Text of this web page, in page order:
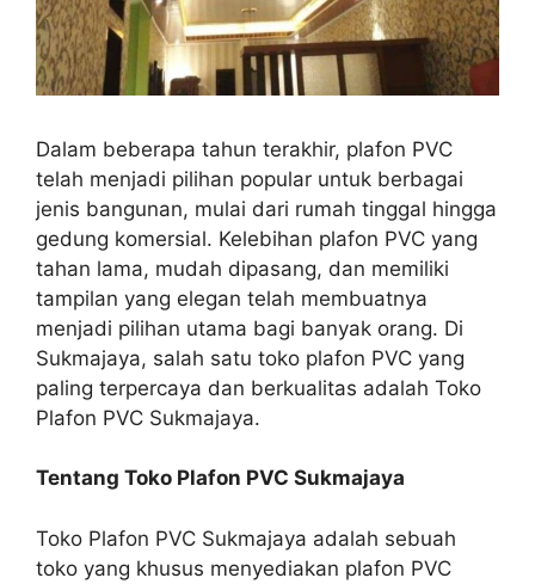
Dalam beberapa tahun terakhir, plafon PVC
telah menjadi pilihan popular untuk berbagai
jenis bangunan, mulai dari rumah tinggal hingga
gedung komersial. Kelebihan plafon PVC yang
tahan lama, mudah dipasang, dan memiliki
tampilan yang elegan telah membuatnya
menjadi pilihan utama bagi banyak orang. Di
Sukmajaya, salah satu toko plafon PVC yang
paling terpercaya dan berkualitas adalah Toko
Plafon PVC Sukmajaya.
Tentang Toko Plafon PVC Sukmajaya
Toko Plafon PVC Sukmajaya adalah sebuah
toko yang khusus menyediakan plafon PVC